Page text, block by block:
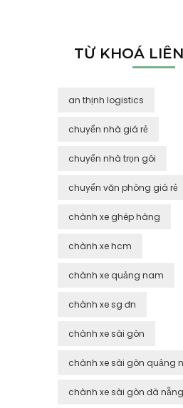
TỪ KHOÁ
an thịnh logistics
chuyển nhà giá rẻ
chuyển nhà trọn gói
chuyển văn phòng giá rẻ
chành xe ghép hàng
chành xe hcm
chành xe quảng nam
chành xe sg đn
chành xe sài gòn
chành xe sài gòn quảng
chành xe sài gòn đà nẵng